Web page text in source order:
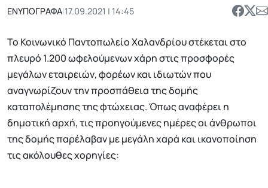
ΕΝΥΠΟΓΡΑΦΑ|17.09.2021 | 14:45
Το Κοινωνικό Παντοπωλείο Χαλανδρίου στέκεται στο
πλευρό 1.200 ωφελούμενων χάρη στις προσφορές
μεγάλων εταιρειών, φορέων και ιδιωτών που
αναγνωρίζουν την προσπάθεια της δομής
καταπολέμησης της φτώχειας. Όπως αναφέρει η
δημοτική αρχή, τις προηγούμενες ημέρες οι άνθρωποι
της δομής παρέλαβαν με μεγάλη χαρά και ικανοποίηση
τις ακόλουθες χορηγίες: